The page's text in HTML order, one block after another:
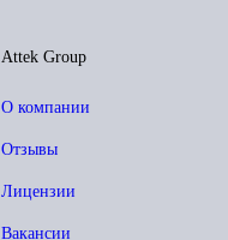
Attek Group
О компании
Отзывы
Лицензии
Вакансии